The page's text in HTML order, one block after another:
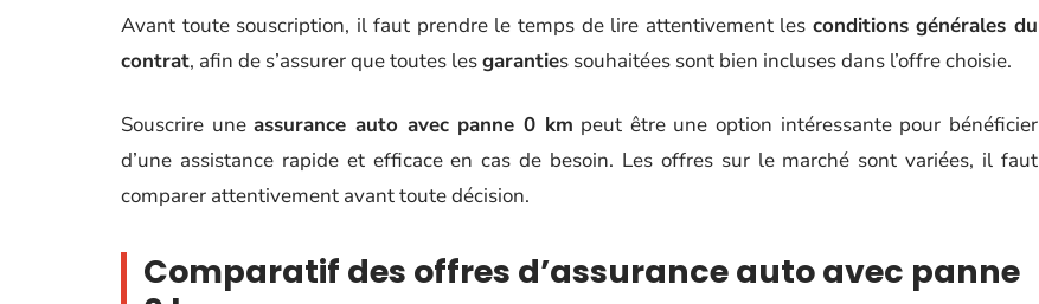
Avant toute souscription, il faut prendre le temps de lire attentivement les conditions générales du
contrat, afin de s’assurer que toutes lesgaranties souhaitées sont bien incluses dans l’offre choisie.
Souscrire uneassurance auto avec panne 0 km peut être une option intéressante pour bénéficier
d’une assistance rapide et efficace en cas de besoin. Les offres sur le marché sont variées, il faut
comparer attentivement avant toute décision.
Comparatif des offres d’assurance auto avec panne